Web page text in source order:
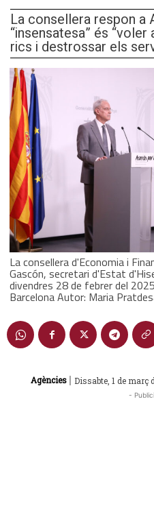
La consellera respon a
“insensatesa” és
rics i destrossar els
La consellera d'Economia i
Gascón, secretari d'Estat
divendres 28 de febrer del
Barcelona Autor: Maria
Agències | Dissabte, 1 de març
-